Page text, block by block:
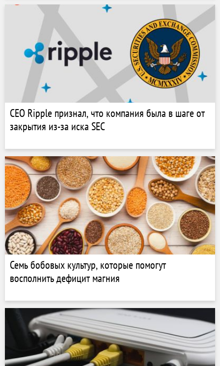
CEO Ripple признал, что компания была в шаге от
закрытия из-за иска SEC
Семь бобовых культур, которые помогут
восполнить дефицит магния